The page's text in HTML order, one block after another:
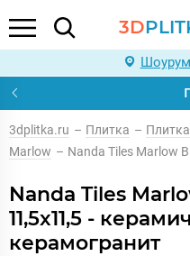
3D
Шоурум
3dplitka.ru – Плитка –
Marlow – Nanda Tiles Marlow
Nanda Tiles
11,5x11,5 -
керамогранит